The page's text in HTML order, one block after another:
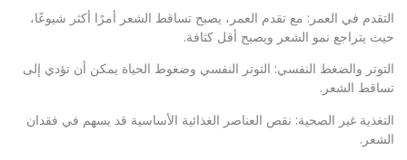
التقدم في العمر: مع تقدم العمر، يصبح تساقط الشعر أمرًا أكثر شيوعًا،
حيث يتراجع نمو الشعر ويصبح أقل كثافة.
التوتر والضغط النفسي: التوتر النفسي وضغوط الحياة يمكن أن تؤدي إلى
تساقط الشعر.
التغذية غير الصحية: نقص العناصر الغذائية الأساسية قد يسهم في فقدان
الشعر.